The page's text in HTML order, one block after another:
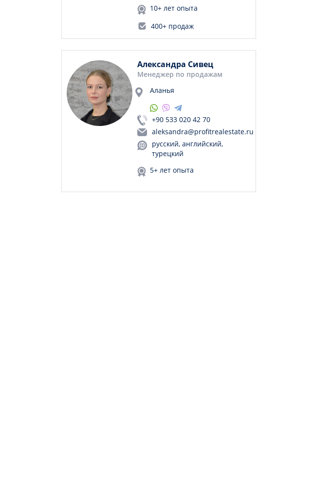
10+ лет опыта
400+ продаж
Александра Сивец
Менеджер по продажам
Аланья
+90 533 020 42 70
aleksandra@profitrealestate.ru
русский, английский,
турецкий
5+ лет опыта